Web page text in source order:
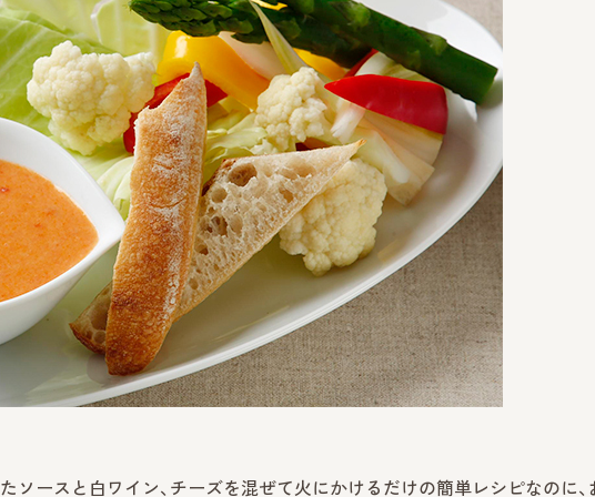
ソースと白ワイン、チーズを混ぜて火にかけるだけの簡単レシピなのに、